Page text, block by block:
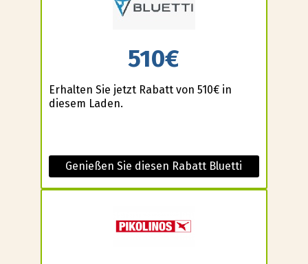
510€
Erhalten Sie jetzt Rabatt von 510€ in
diesem Laden.
Genießen Sie diesen Rabatt Bluetti